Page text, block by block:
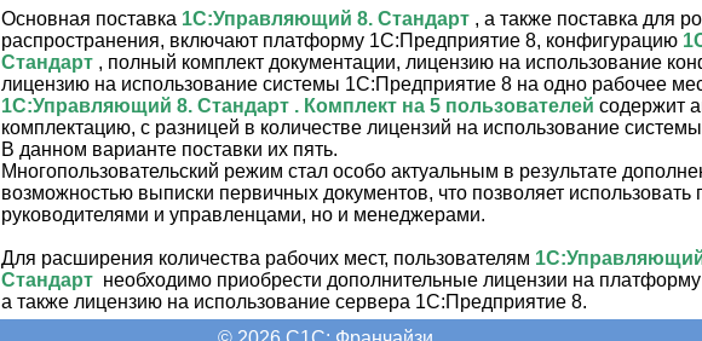
Основная поставка 1С:Управляющий 8. Стандарт , а также поставка для
распространения, включают платформу 1С:Предприятие 8, конфигурацию
Стандарт , полный комплект документации, лицензию на использование
лицензию на использование системы 1С:Предприятие 8 на одно рабочее
1С:Управляющий 8. Стандарт . Комплект на 5 пользователей содержит
комплектацию, с разницей в количестве лицензий на использование
В данном варианте поставки их пять.
Многопользовательский режим стал особо актуальным в результате
возможностью выписки первичных документов, что позволяет использовать
руководителями и управленцами, но и менеджерами.
Для расширения количества рабочих мест, пользователям
Стандарт необходимо приобрести дополнительные лицензии на
а также лицензию на использование сервера 1С:Предприятие 8.